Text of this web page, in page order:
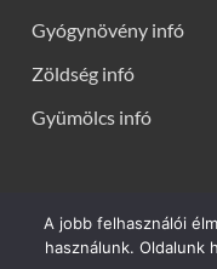
Gyógynövény infó
Zöldség infó
Gyümölcs infó
Kerti virágok - Virág
talajtakarók, balkon
A jobb felhasználói
használunk. Oldalunk